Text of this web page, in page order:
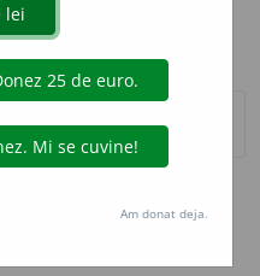
Am donat deja.